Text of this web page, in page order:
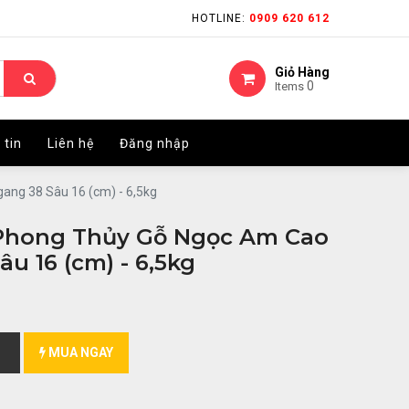
HOTLINE: 0909 620 612
Giỏ Hàng
Items 0
tin Liên hệ Đăng nhập
HOTLINE: 0909 620 612
Giỏ Hàng
Items 0
tin Liên hệ Đăng nhập
38 Sâu 16 (cm) - 6,5kg
Thủy Gỗ Ngọc Am Cao
16 (cm) - 6,5kg
MUA NGAY